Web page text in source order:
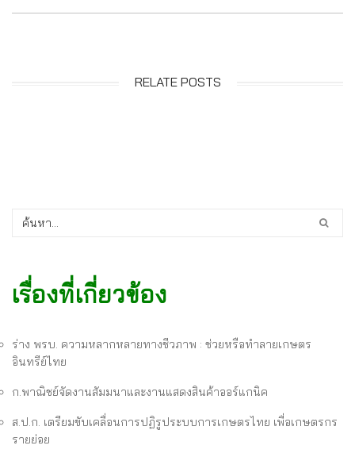
RELATE POSTS
เรื่องที่เกี่ยวข้อง
ร่าง พรบ. ความหลากหลายทางชีวภาพ : ช่วยหรือทำลายเกษตร
อินทรีย์ไทย
ก.พาณิชย์จัดงานสัมมนาและงานแสดงสินค้าออร์แกนิค
ส.ป.ก. เตรียมขับเคลื่อนการปฏิรูประบบการเกษตรไทย เพื่อเกษตรกร
รายย่อย